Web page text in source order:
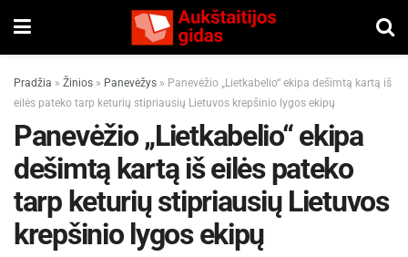
Pradžia » Žinios » Panevėžys » Panevėžio „Lietkabelio“ ekipa dešimtą kartą iš
eilės pateko tarp keturių stipriausių Lietuvos krepšinio lygos ekipų
Panevėžio „Lietkabelio“ ekipa
dešimtą kartą iš eilės pateko
tarp keturių stipriausių Lietuvos
krepšinio lygos ekipų